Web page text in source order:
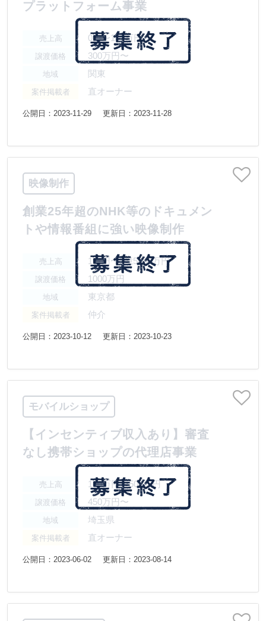
プラットフォーム事業
売上高 0円〜100万円
譲渡価格 300万円〜
地域 関東
案件掲載者 直オーナー
公開日：2023-11-29 更新日：2023-11-28
映像制作
創業25年超のNHK等のドキュメン
トや情報番組に強い映像制作
売上高 1億円〜2億5000万円
譲渡価格 1000万円
地域 東京都
案件掲載者 仲介
公開日：2023-10-12 更新日：2023-10-23
モバイルショップ
【インセンティブ収入あり】審査
なし携帯ショップの代理店事業
売上高 100万円〜500万円
譲渡価格 450万円〜
地域 埼玉県
案件掲載者 直オーナー
公開日：2023-06-02 更新日：2023-08-14